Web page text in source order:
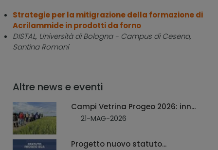
Strategie per la mitigrazione della formazione di
Acrilammide in prodotti da forno
DISTAL, Università di Bologna - Campus di Cesena,
Santina Romani
Altre news e eventi
Campi Vetrina Progeo 2026: inn...
21-MAG-2026
Progetto nuovo statuto...